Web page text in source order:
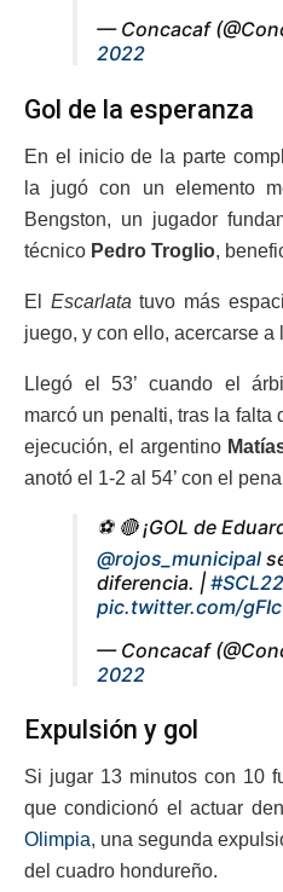
— Concacaf
2022
Gol de la esperanza
En el inicio de la parte
la jugó con un elemento
Bengston, un jugador
técnico Pedro Troglio,
El Escarlata tuvo más
juego, y con ello, acercarse a
Llegó el 53’ cuando el
marcó un penalti, tras la falta
ejecución, el argentino
anotó el 1-2 al 54’ con el
⚽ 🔴 ¡GOL de
@rojos_municipal
diferencia. | #SCL22
pic.twitter.com/
— Concacaf
2022
Expulsión y gol
Si jugar 13 minutos con 10
que condicionó el actuar
Olimpia, una segunda
del cuadro hondureño.